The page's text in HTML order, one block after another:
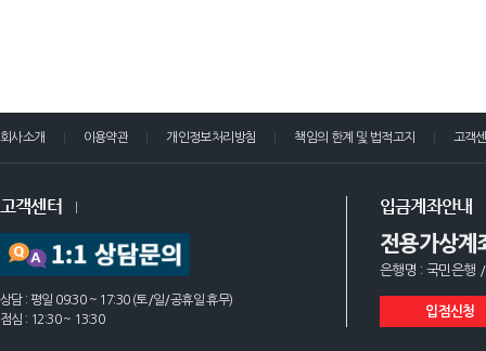
회사소개 이용약관 개인정보처리방침 책임의 한계 및 법적고지 고객
고객센터
상담 : 평일 09:30 ~ 17:30 (토/일/공휴일 휴무)
점심 : 12:30 ~ 13:30
입금계좌안내
전용가상계
은행명 : 국민은행
입점신청